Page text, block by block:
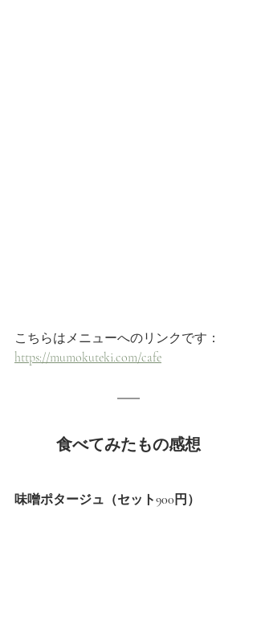
こちらはメニューへのリンクです：
https://mumokuteki.com/cafe
食べてみたもの感想
味噌ポタージュ（セット900円）